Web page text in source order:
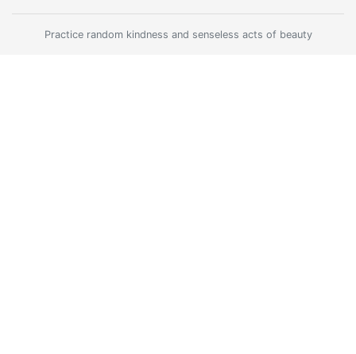
Practice random kindness and senseless acts of beauty